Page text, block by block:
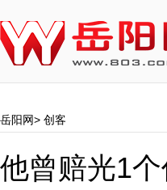
岳阳网> 创客
他曾赔光1